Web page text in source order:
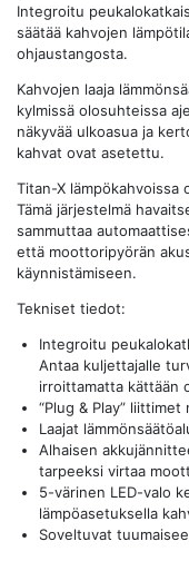
Integroitu
säätää kahvojen
ohjaustangosta.
Kahvojen laaja
kylmissä olosuhteissa
näkyvää ulkoasua ja
kahvat ovat asetettu.
Titan-X lämpökahvoissa
Tämä järjestelmä
sammuttaa
että moottoripyörän
käynnistämiseen.
Tekniset tiedot:
Integroitu
Antaa kuljettajalle
irroittamatta kättään
“Plug & Play”
Laajat
Alhaisen
tarpeeksi virtaa
5-värinen LED-valo
lämpöasetuksella
Soveltuvat